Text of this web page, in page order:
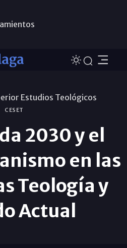
Estudios Teológicos
CESET
2030 y el
en las
Teología y
Actual